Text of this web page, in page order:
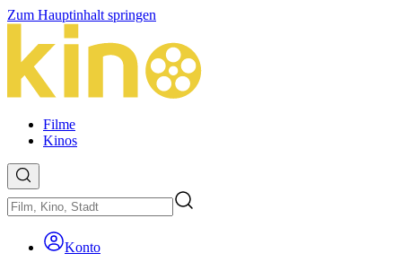
Zum Hauptinhalt springen
Filme
Kinos
Konto